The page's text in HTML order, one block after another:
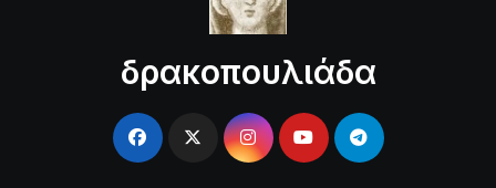
δρακοπουλιάδα